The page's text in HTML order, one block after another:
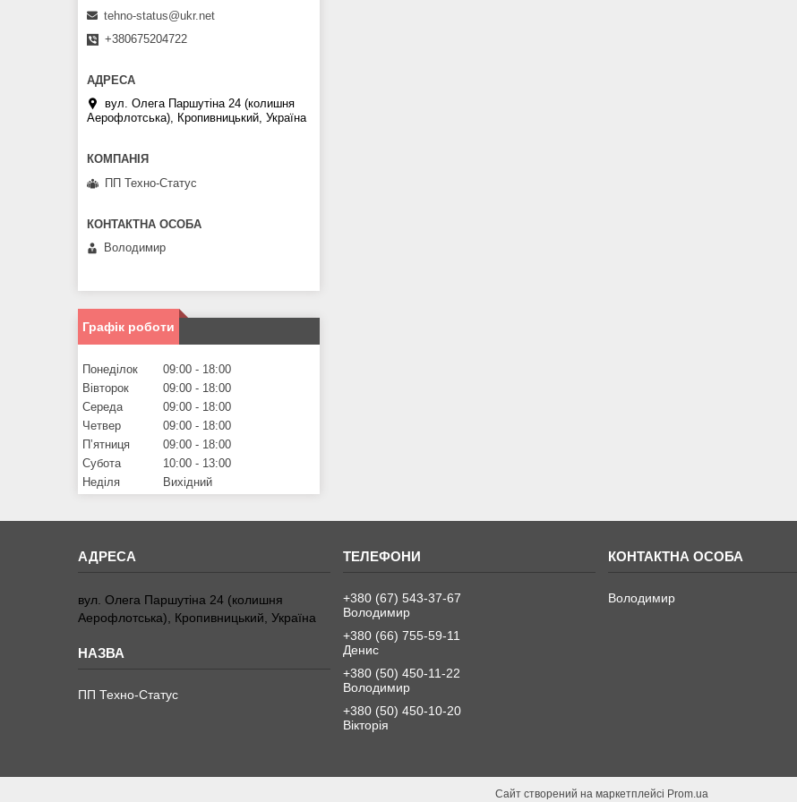
tehno-status@ukr.net
+380675204722
вул. Олега Паршутіна 24 (колишня
Аерофлотська), Кропивницький, Україна
ПП Техно-Статус
Володимир
Графік роботи
Понеділок 09:00
18:00
Вівторок
09:00
18:00
Середа
09:00
18:00
Четвер
09:00
18:00
Пʼятниця
09:00
18:00
Субота
10:00
13:00
Неділя
Вихідний
вул. Олега Паршутіна 24 (колишня
Аерофлотська), Кропивницький, Україна
ПП Техно-Статус
+380 (67) 543-37-67
Володимир
+380 (66) 755-59-11
Денис
+380 (50) 450-11-22
Володимир
+380 (50) 450-10-20
Вікторія
Володимир
Сайт створений на маркетплейсі Prom.ua